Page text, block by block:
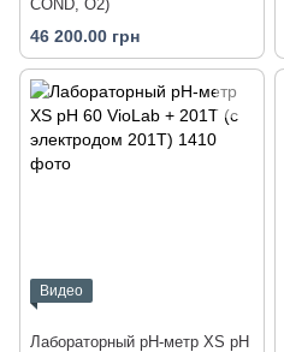
COND, O2)
46 200.00 грн
Видео
Лабораторный pH-метр XS pH